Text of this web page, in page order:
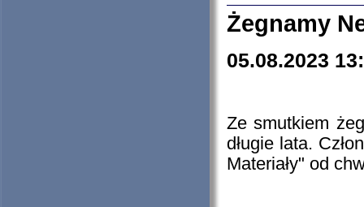
Żegnamy
05.08.2023
Ze smutkiem
długie lata.
Materiały" od